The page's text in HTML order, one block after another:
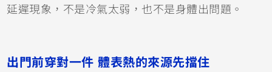
延遲現象，不是冷氣太弱，也不是身體出問題。
出門前穿對一件 體表熱的來源先擋住